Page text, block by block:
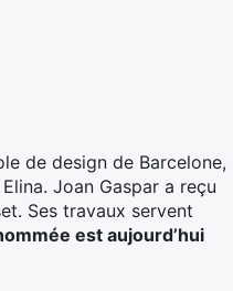
de design de Barcelone,
Joan Gaspar a reçu
Ses travaux servent
est aujourd’hui